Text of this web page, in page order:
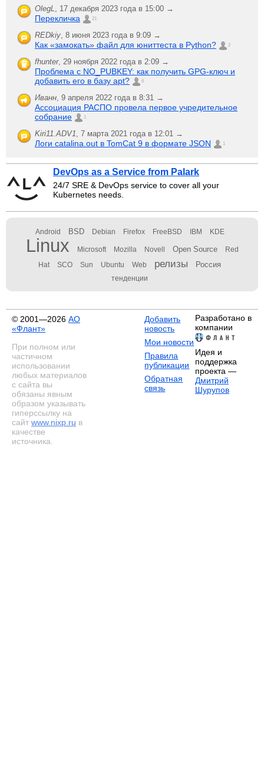
OlegL 17 декабря 2023 года в 15:00 →
Перекличка 21
REDkiy 8 июня 2023 года в 9:09 →
Как «замокать» файл для юниттеста в Python? 2
fhunter, 29 ноября 2022 года в 2:09 →
Проблема с NO_PUBKEY: как получить GPG-ключ и
добавить его в базу apt?
6
Иванн 9 апреля 2022 года в 8:31 →
Ассоциация РАСПО провела первое учредительное
собрание
1
Kiri11.ADV1 7 марта 2021 года в 12:01 →
Логи catalina.out в TomCat 9 в формате JSON 1
DevOps as a Service from Palark
24/7 SRE & DevOps service to cover all your
Kubernetes needs.
Android BSD Debian Firefox FreeBSD IBM KDE
Linux Microsoft Mozilla Novell Open Source Red
Hat SCO Sun Ubuntu Web релизы Россия
тенденции
© 2001—2026 АО
«Флант»
При полном или
частичном
использовании
любых материалов
с сайта вы
обязаны явным
образом указывать
гиперссылку на
сайт www.nixp.ru в
качестве
источника.
Добавить
новость
Мои новости
Правила
публикации
Обратная
связь
Разработано в
компании
Идея и
поддержка
проекта —
Дмитрий
Шурупов